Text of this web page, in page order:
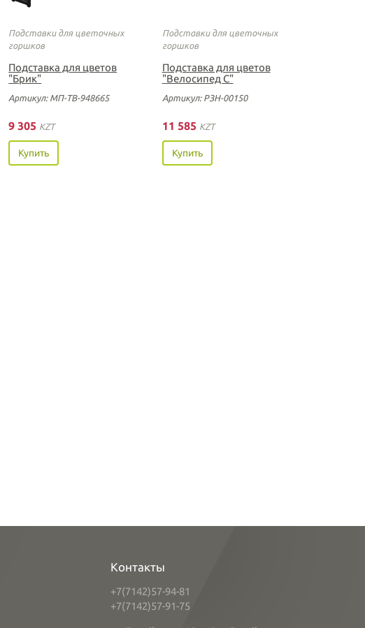
Подставки для цветочных
горшков
Подставка для цветов
"Брик"
Артикул: МП-ТВ-948665
9 305 KZT
Купить
Подставки для цветочных
горшков
Подставка для цветов
"Велосипед С"
Артикул: РЗН-00150
11 585 KZT
Купить
Контакты
+7(7142)57-94-81
+7(7142)57-91-75